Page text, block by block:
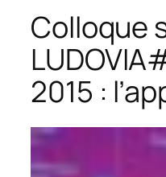
Colloque
2015 :